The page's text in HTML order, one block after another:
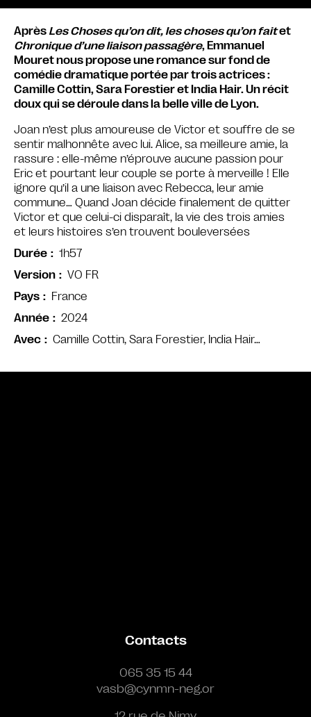
Avec Camille Cottin, Sara Forestier, India Hair…
Après Les Choses qu’on dit, les choses qu’on faitet
Chronique d’une liaison passagère, Emmanuel
Mouret nous propose une romance sur fond de
comédie dramatique portée par trois actrices :
Camille Cottin, Sara Forestier et India Hair. Un récit
doux qui se déroule dans la belle ville de Lyon.
Joan n’est plus amoureuse de Victor et souffre de se
sentir malhonnête avec lui. Alice, sa meilleure amie, la
rassure : elle-même n’éprouve aucune passion pour
Eric et pourtant leur couple se porte à merveille ! Elle
ignore qu’il a une liaison avec Rebecca, leur amie
commune… Quand Joan décide finalement de quitter
Victor et que celui-ci disparaît, la vie des trois amies
et leurs histoires s’en trouvent bouleversées
Durée
1h57
Version
VO FR
Pays
France
Année
2024
Contacts
065 35 15 44
vasb@cynmn-neg.or